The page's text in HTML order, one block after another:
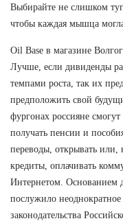
Выбирайте не слишком
чтобы каждая мышца могла
Oil Base в магазине
Лучше, если дивиденды
темпами роста, так их
предположить свой
фургонах россияне
получать пенсии и
переводы, открывать или,
кредиты, оплачивать
Интернетом. Основанием
послужило
законодательства